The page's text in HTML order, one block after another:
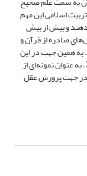
اسلامی این مهم
و بیش از بیش
صادره از قرآن و
به همین جهت در این
مقاله سعی بر آن داریم که بر مبنای سخنان امام هشتم7، به عنوان نمونه‌ای از
در جهت پرورش عقل